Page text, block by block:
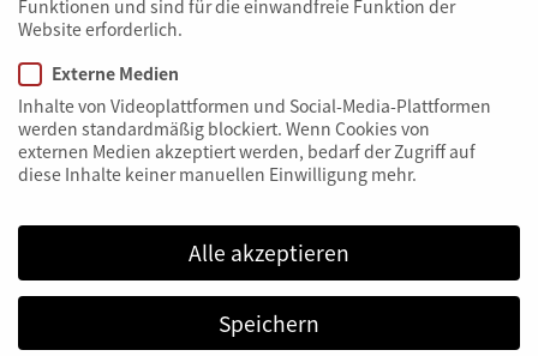
Frostempfindlichkeitsklasse: F4
Erfüllt Anforderungen für
Frostschutzschichtenentsprechen der ZTV SoB-StB 04
Listung als Frostschutzmittel in der Zertifizierungs­liste
der Obersten Baubehörde im Bayerischen
Einbaukriterien für Recycling-
Baustoffe RW1
Funktionen und sind für die einwandfreie Funktion der
Website erforderlich.
Externe Medien
Inhalte von Videoplattformen und Social-Media-Plattformen
werden standardmäßig blockiert. Wenn Cookies von
externen Medien akzeptiert werden, bedarf der Zugriff auf
diese Inhalte keiner manuellen Einwilligung mehr.
Alle akzeptieren
Speichern